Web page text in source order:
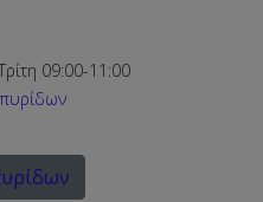
09:00-11:00